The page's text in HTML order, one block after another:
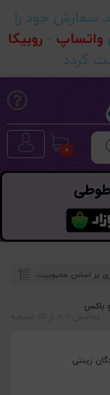
سفارش خود را
واتساپ - روبیکا
گردد
0
طوطی
بر اساس محبوبیت
باکس
زینتی